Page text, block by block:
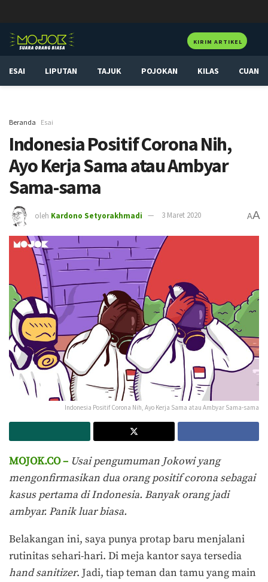
KIRIM ARTIKEL
ESAI LIPUTAN TAJUK POJOKAN KILAS CUAN
Beranda Esai
Indonesia Positif Corona Nih,
Ayo Kerja Sama atau Ambyar
Sama-sama
oleh Kardono Setyorakhmadi 3 Maret 2020 AA
Indonesia Positif Corona Nih, Ayo Kerja Sama atau Ambyar Sama-sama
MOJOK.CO – Usai pengumuman Jokowi yang
mengonfirmasikan dua orang positif corona sebagai
kasus pertama di Indonesia. Banyak orang jadi
ambyar. Panik luar biasa.
Belakangan ini, saya punya protap baru menjalani
rutinitas sehari-hari. Di meja kantor saya tersedia
hand sanitizer. Jadi, tiap teman dan tamu yang main